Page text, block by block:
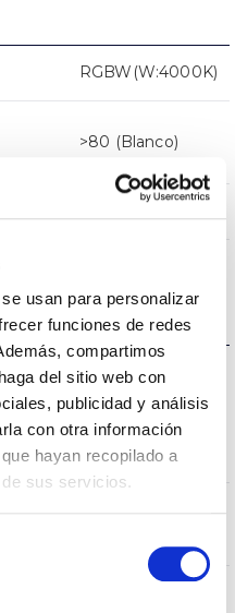
usan para personalizar
funciones de redes
compartimos
del sitio web con
publicidad y análisis
con otra información
hayan recopilado a
sus servicios.
RGBW(W:4000K)
>80 (Blanco)